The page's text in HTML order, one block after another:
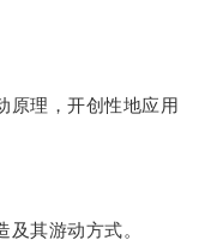
理，开创性地应用
其游动方式。